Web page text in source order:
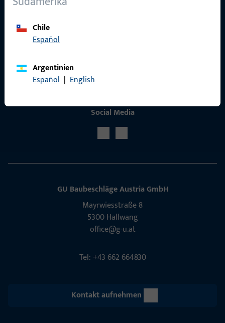
Chile
Español
Argentinien
Español | English
Social Media
GU Baubeschläge Aus­tria GmbH
Mayrwies­straße 8
5300 Hall­wang
office@g-u.at
Tel: +43 662 664830
Kontakt aufnehmen